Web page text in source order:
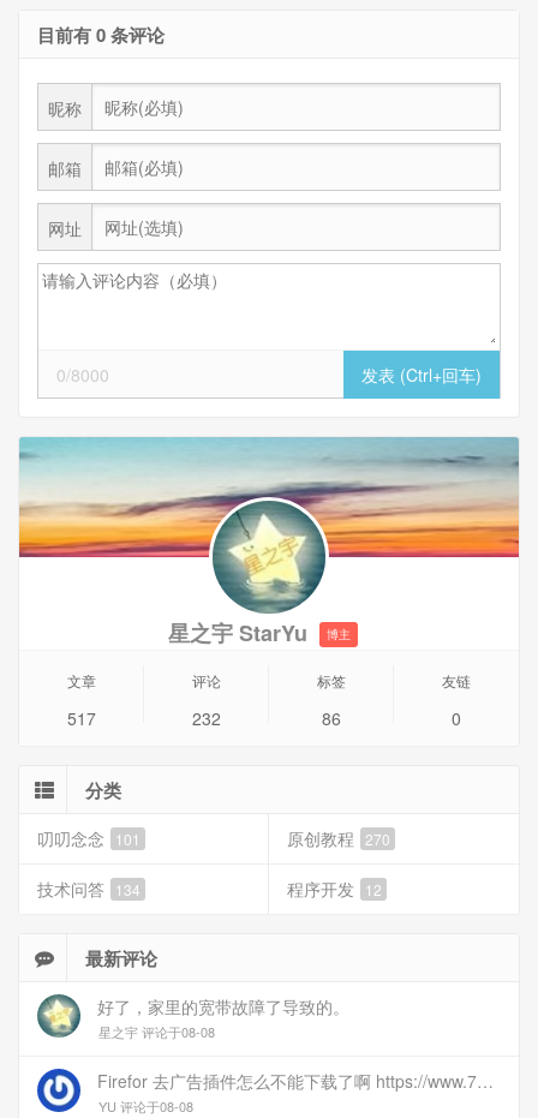
目前有 0 条评论
昵称
邮箱
网址
0/8000
星之宇 StarYu 博主
文章
517
评论
232
标签
86
友链
0
分类
叨叨念念 101 原创教程 270
技术问答 134 程序开发 12
最新评论
好了，家里的宽带故障了导致的。
星之宇 评论于08-08
Firefor 去广告插件怎么不能下载了啊 https://www.77bx.com/312.html
YU 评论于08-08